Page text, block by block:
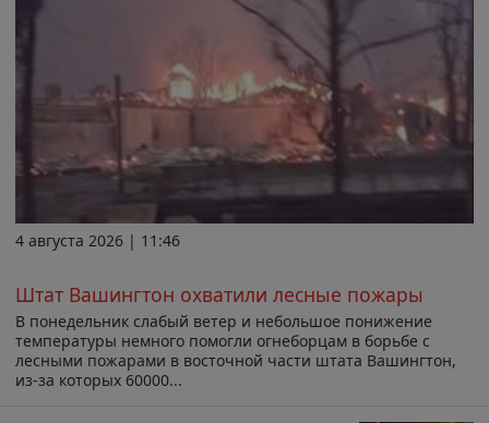
4 августа 2026 | 11:46
Штат Вашингтон охватили лесные пожары
В понедельник слабый ветер и небольшое понижение
температуры немного помогли огнеборцам в борьбе с
лесными пожарами в восточной части штата Вашингтон,
из-за которых 60000...